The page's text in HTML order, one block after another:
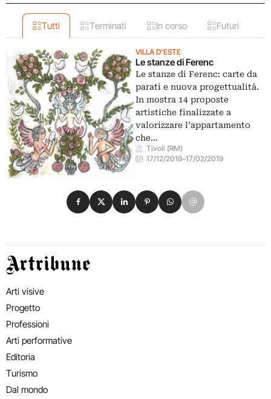
Tutti Terminati In corso Futuri
VILLA D'ESTE
Le stanze di Ferenc
Le stanze di Ferenc: carte da
parati e nuova progettualità.
In mostra 14 proposte
artistiche finalizzate a
valorizzare l’appartamento
che…
Tivoli (RM)
17/12/2018–17/02/2019
Condividi su Facebook
Condividi su X
Condividi su LinkedIn
Condividi su Pinterest
Condividi su WhatsApp
Condividi su Email
Artribune
Arti visive
Progetto
Professioni
Arti performative
Editoria
Turismo
Dal mondo